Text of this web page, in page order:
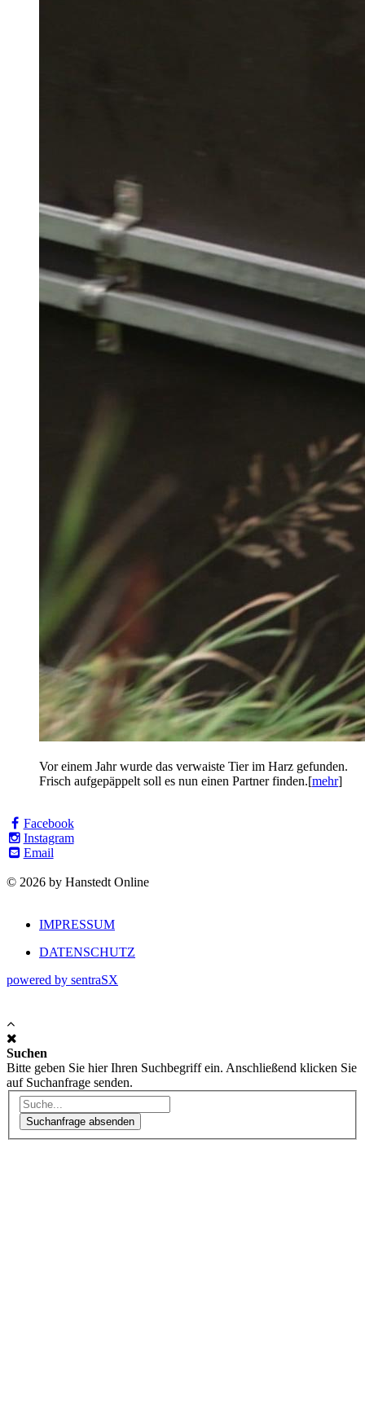
Vor einem Jahr wurde das verwaiste Tier im Harz gefunden.
Frisch aufgepäppelt soll es nun einen Partner finden.[mehr]
Facebook
Instagram
Email
© 2026 by Hanstedt Online
IMPRESSUM
DATENSCHUTZ
powered by sentraSX
Suchen
Bitte geben Sie hier Ihren Suchbegriff ein. Anschließend klicken Sie
auf Suchanfrage senden.
Suchanfrage absenden